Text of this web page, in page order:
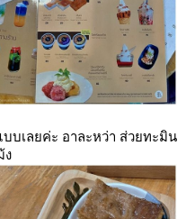
บเลยค่ะ อาละหว่า ส่วยทะมิน
ง